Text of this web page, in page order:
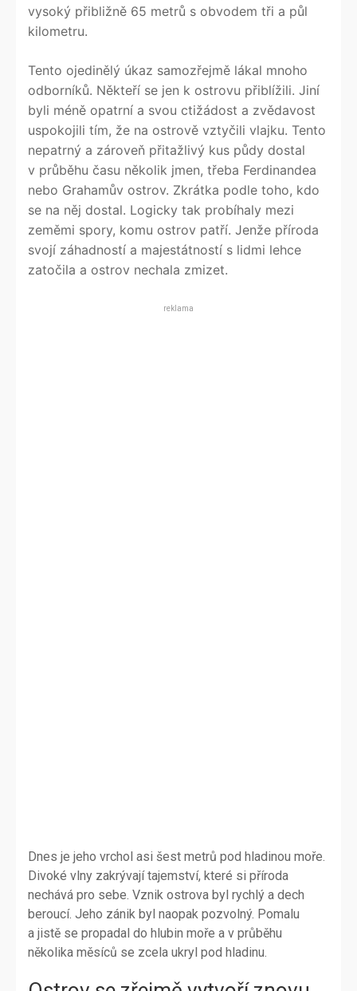
vysoký přibližně 65 metrů s obvodem tři a půl
kilometru.
Tento ojedinělý úkaz samozřejmě lákal mnoho
odborníků. Někteří se jen k ostrovu přiblížili. Jiní
byli méně opatrní a svou ctižádost a zvědavost
uspokojili tím, že na ostrově vztyčili vlajku. Tento
nepatrný a zároveň přitažlivý kus půdy dostal
v průběhu času několik jmen, třeba Ferdinandea
nebo Grahamův ostrov. Zkrátka podle toho, kdo
se na něj dostal. Logicky tak probíhaly mezi
zeměmi spory, komu ostrov patří. Jenže příroda
svojí záhadností a majestátností s lidmi lehce
zatočila a ostrov nechala zmizet.
reklama
Dnes je jeho vrchol asi šest metrů pod hladinou moře.
Divoké vlny zakrývají tajemství, které si příroda
nechává pro sebe. Vznik ostrova byl rychlý a dech
beroucí. Jeho zánik byl naopak pozvolný. Pomalu
a jistě se propadal do hlubin moře a v průběhu
několika měsíců se zcela ukryl pod hladinu.